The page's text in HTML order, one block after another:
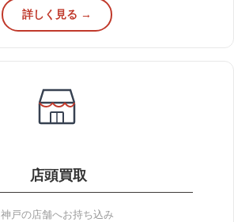
詳しく見る →
店頭買取
神戸の店舗へお持ち込み